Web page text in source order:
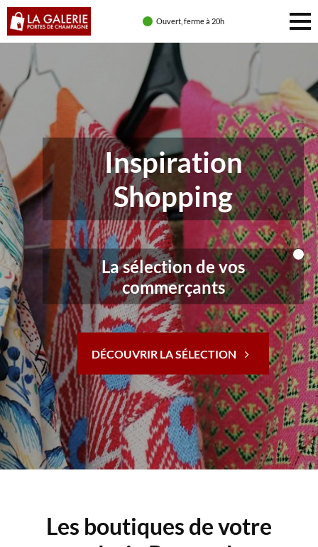
Ouvert, ferme à 20h
Inspiration
Shopping
La sélection de vos
commerçants
DÉCOUVRIR LA SÉLECTION
Les boutiques de votre